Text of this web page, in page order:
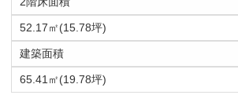
52.17㎡(15.78坪)
建築面積
65.41㎡(19.78坪)